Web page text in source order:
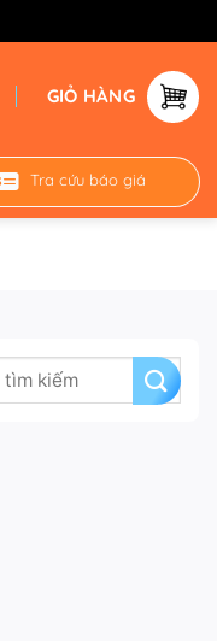
GIỎ HÀNG
Tra cứu báo giá